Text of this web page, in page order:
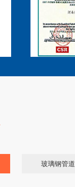
玻璃钢管道